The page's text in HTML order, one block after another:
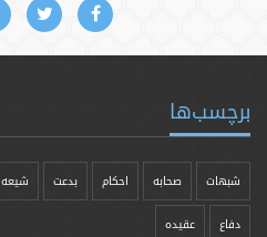
برچسب‌ها
شبهات صحابه احکام بدعت شیعه
دفاع عقیده